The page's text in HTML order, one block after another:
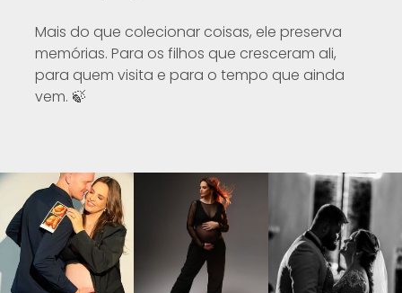
Mais do que colecionar coisas, ele preserva
memórias. Para os filhos que cresceram ali,
para quem visita e para o tempo que ainda
vem. 🍃